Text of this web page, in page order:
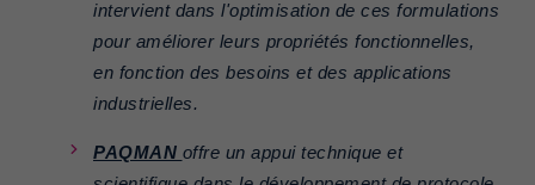
intervient dans l'optimisation de ces formulations
pour améliorer leurs propriétés fonctionnelles,
en fonction des besoins et des applications
industrielles.
PAQMAN offre un appui technique et